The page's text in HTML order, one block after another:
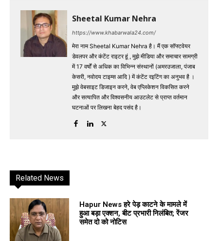
Sheetal Kumar Nehra
https://www.khabarwala24.com/
मेरा नाम Sheetal Kumar Nehra है। मैं एक सॉफ्टवेयर
डेवलपर और कंटेंट राइटर हूं , मुझे मीडिया और समाचार सामग्री
में 17 वर्षों से अधिक का विभिन्न संस्थानों (अमरउजाला, पंजाब
केसरी, नवोदय टाइम्स आदि ) में कंटेंट रइटिंग का अनुभव है ।
मुझे वेबसाइट डिजाइन करने, वेब एप्लिकेशन विकसित करने
और सत्यापित और विश्वसनीय आउटलेट से प्राप्त वर्तमान
घटनाओं पर लिखना बेहद पसंद है।
Related News
Hapur News हरे पेड़ काटने के मामले में
हुआ बड़ा एक्शन, बीट प्रभारी निलंबित; रेंजर
समेत दो को नोटिस